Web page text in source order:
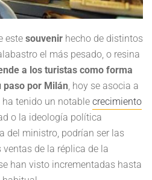
este souvenir hecho de distintos
el más pesado, o resina
a los turistas como forma
por Milán, hoy se asocia a
ha tenido un notable crecimiento
o la ideología política
del ministro, podrían ser las
de la réplica de la
han visto incrementadas hasta